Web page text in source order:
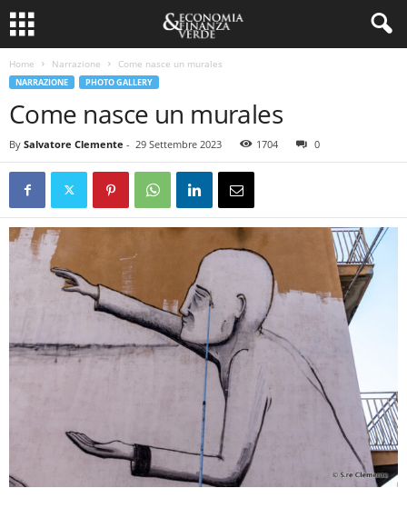
Home Narrazione Come nasce un murales
NARRAZIONE PHOTO GALLERY
Come nasce un murales
By Salvatore Clemente - 29 Settembre 2023 1704 0